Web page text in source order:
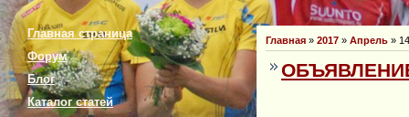
Главная страница
Форум
Блог
Каталог статей
Главная » 2017 » Апрель » 14